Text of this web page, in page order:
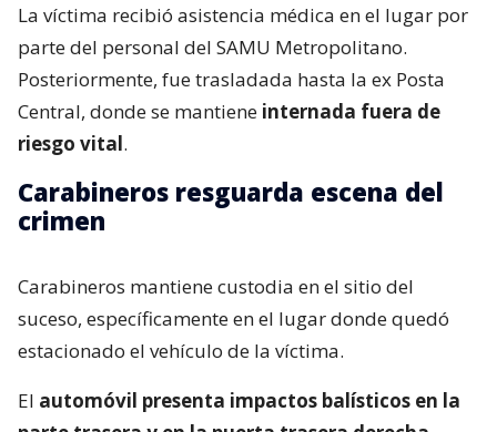
La víctima recibió asistencia médica en el lugar por
parte del personal del SAMU Metropolitano.
Posteriormente, fue trasladada hasta la ex Posta
Central, donde se mantiene internada fuera de
riesgo vital.
Carabineros resguarda escena del
crimen
Carabineros mantiene custodia en el sitio del
suceso, específicamente en el lugar donde quedó
estacionado el vehículo de la víctima.
El automóvil presenta impactos balísticos en la